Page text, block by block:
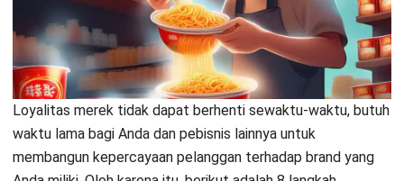
bagi Anda.
iBox, Matahari, Banban, dan K3Mart adalah sedikit dari klien
HashMicro yang telah membuktikan efektivitas sistem
CRM-nya. Jika Anda ingin mengetahui bagaimana sistemnya
bekerja dalam alur perusahaan Anda, mengapa Anda tidak
mencobademo gratissekarang juga?